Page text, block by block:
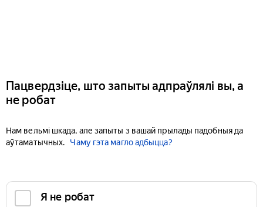
Пацвердзіце, што запыты адпраўлялі вы, а
не робат
Нам вельмі шкада, але запыты з вашай прылады падобныя да
аўтаматычных.
Чаму гэта магло адбыцца?
Я не робат